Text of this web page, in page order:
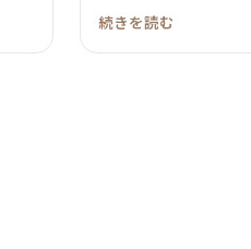
続きを読む